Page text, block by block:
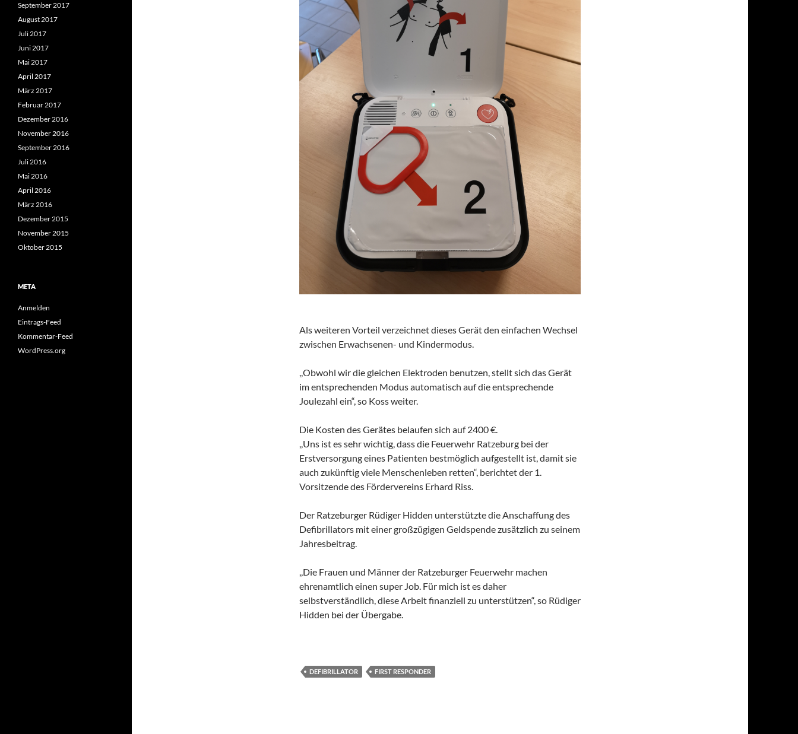
Als weiteren Vorteil verzeichnet dieses Gerät den einfachen Wechsel
zwischen Erwachsenen- und Kindermodus.
,,Obwohl wir die gleichen Elektroden benutzen, stellt sich das Gerät
im entsprechenden Modus automatisch auf die entsprechende
Joulezahl ein“, so Koss weiter.
Die Kosten des Gerätes belaufen sich auf 2400 €.
,,Uns ist es sehr wichtig, dass die Feuerwehr Ratzeburg bei der
Erstversorgung eines Patienten bestmöglich aufgestellt ist, damit sie
auch zukünftig viele Menschenleben retten“, berichtet der 1.
Vorsitzende des Fördervereins Erhard Riss.
Der Ratzeburger Rüdiger Hidden unterstützte die Anschaffung des
Defibrillators mit einer großzügigen Geldspende zusätzlich zu seinem
Jahresbeitrag.
,,Die Frauen und Männer der Ratzeburger Feuerwehr machen
ehrenamtlich einen super Job. Für mich ist es daher
selbstverständlich, diese Arbeit finanziell zu unterstützen“, so Rüdiger
Hidden bei der Übergabe.
DEFIBRILLATOR FIRST RESPONDER
September 2017
August 2017
Juli 2017
Juni 2017
Mai 2017
April 2017
März 2017
Februar 2017
Dezember 2016
November 2016
September 2016
Juli 2016
Mai 2016
April 2016
März 2016
Dezember 2015
November 2015
Oktober 2015
META
Anmelden
Eintrags-Feed
Kommentar-Feed
WordPress.org